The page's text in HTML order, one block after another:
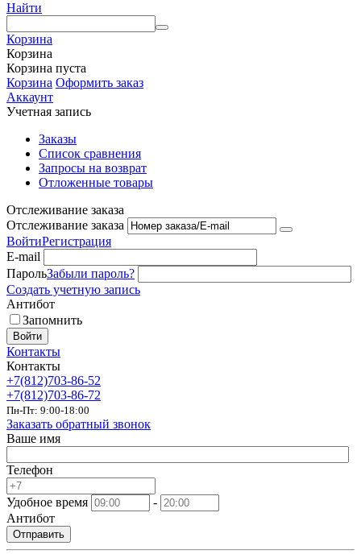
Найти
Корзина
Корзина
Корзина пуста
Корзина Оформить заказ
Аккаунт
Учетная запись
Заказы
Список сравнения
Запросы на возврат
Отложенные товары
Отслеживание заказа
Отслеживание заказа
ВойтиРегистрация
E-mail
ПарольЗабыли пароль?
Создать учетную запись
Антибот
Запомнить
Войти
Контакты
Контакты
+7(812)703-86-52
+7(812)703-86-72
Пн-Пт: 9:00-18:00
Заказать обратный звонок
Ваше имя
Телефон
Удобное время
-
Антибот
Отправить